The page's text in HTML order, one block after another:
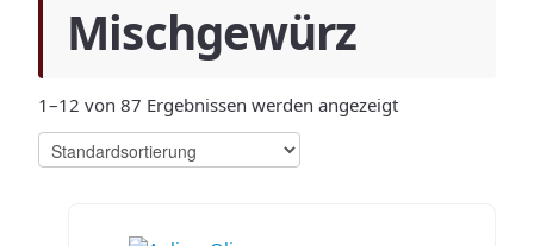
Mischgewürz
1–12 von 87 Ergebnissen werden angezeigt